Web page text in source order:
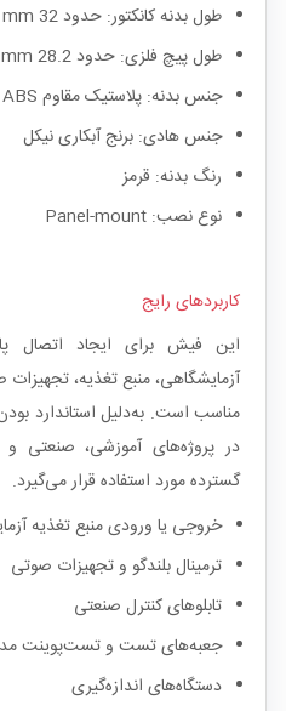
طول بدنه کانکتور: حدود 32 mm
طول پیچ فلزی: حدود 28.2 mm
جنس بدنه: پلاستیک مقاوم ABS
جنس هادی: برنج آبکاری نیکل
رنگ بدنه: قرمز
نوع نصب: Panel-mount
کاربردهای رایج
این فیش برای ایجاد اتصال
آزمایشگاهی، منبع تغذیه،
مناسب است. به‌دلیل استاندارد
در پروژه‌های آموزشی، صنعتی
گسترده مورد استفاده قرار می‌گیرد.
خروجی یا ورودی منبع تغذیه
ترمینال بلندگو و تجهیزات صوتی
تابلوهای کنترل صنعتی
جعبه‌های تست و تست‌پوینت
دستگاه‌های اندازه‌گیری